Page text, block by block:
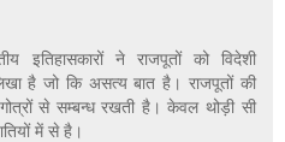
इतिहासकारों ने राजपूतों को विदेशी
है जो कि असत्य बात है। राजपूतों की
से सम्बन्ध रखती है। केवल थोड़ी सी
में से है।